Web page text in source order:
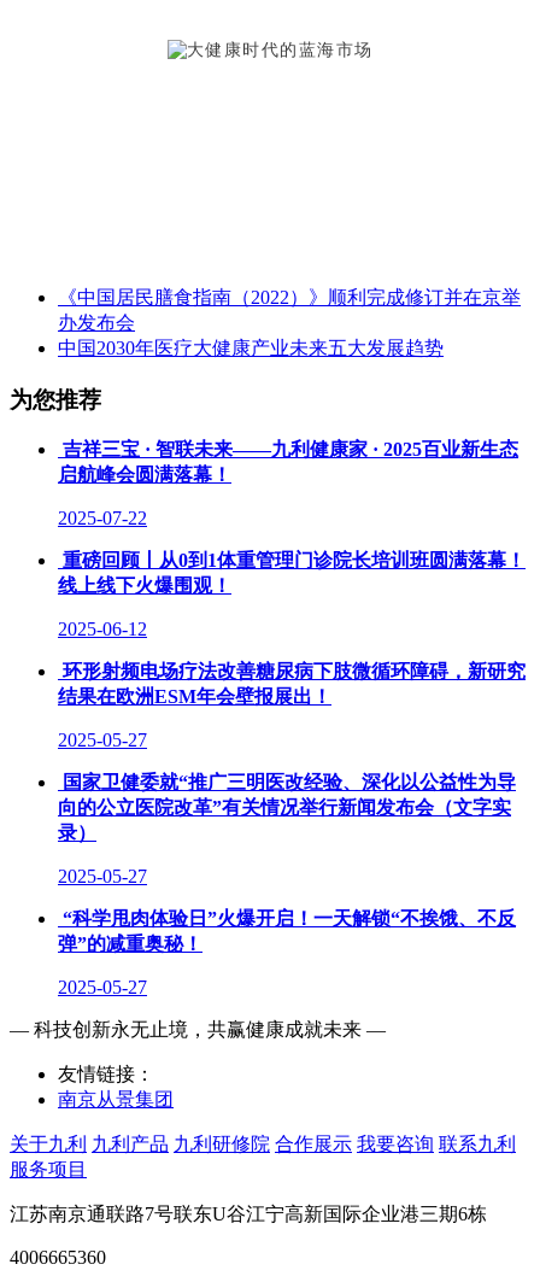
《中国居民膳食指南（2022）》顺利完成修订并在京举
办发布会
中国2030年医疗大健康产业未来五大发展趋势
为您推荐
吉祥三宝 · 智联未来——九利健康家 · 2025百业新生态
启航峰会圆满落幕！
2025-07-22
重磅回顾丨从0到1体重管理门诊院长培训班圆满落幕！
线上线下火爆围观！
2025-06-12
环形射频电场疗法改善糖尿病下肢微循环障碍，新研究
结果在欧洲ESM年会壁报展出！
2025-05-27
国家卫健委就“推广三明医改经验、深化以公益性为导
向的公立医院改革”有关情况举行新闻发布会（文字实
录）
2025-05-27
“科学甩肉体验日”火爆开启！一天解锁“不挨饿、不反
弹”的减重奥秘！
2025-05-27
— 科技创新永无止境，共赢健康成就未来 —
友情链接：
南京从景集团
关于九利 九利产品 九利研修院 合作展示 我要咨询 联系九利
服务项目
江苏南京通联路7号联东U谷江宁高新国际企业港三期6栋
4006665360